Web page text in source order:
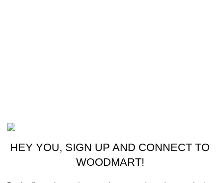
HEY YOU, SIGN UP AND CONNECT TO
WOODMART!